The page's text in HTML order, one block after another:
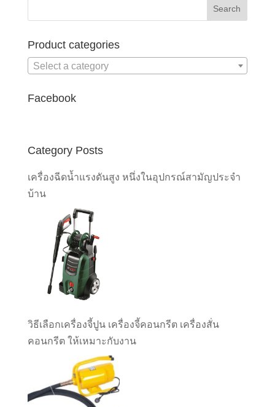
Product categories
Select a category
Facebook
Category Posts
เครื่องฉีดน้ำแรงดันสูง หนึ่งในอุปกรณ์สามัญประจำ
บ้าน
วิธีเลือกเครื่องจี้ปูน เครื่องจี้คอนกรีต เครื่องสั่น
คอนกรีต ให้เหมาะกับงาน